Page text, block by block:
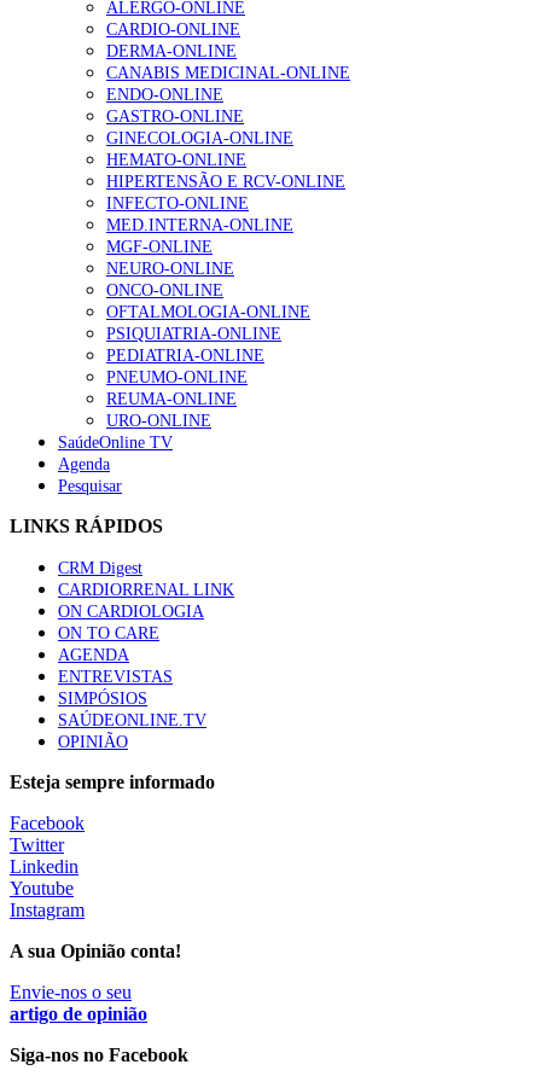
gesto conta e cada profissional faz a diferença”
203 visualizações
1.º Episódio do Podcast “Frequência Cardio – Sintoniza-
te na Insuficiência Cardíaca” da Bayer
169 visualizações
Alguns milhares de utentes podem ficar sem médico de
família com nova regras do registo, alerta associação
132 visualizações
“Os programas de rastreio do cancro do pulmão são
custo-efetivos e representam um investimento
sustentável para os sistemas de saúde”
93 visualizações
Quase quatro em cada dez doentes com enfarte
87 visualizações
Trodelvy aprovado para primeira linha no cancro da
mama triplo negativo metastático em doentes não
elegíveis para inibidores PD-(L)1
61 visualizações
MAIS NOTÍCIAS
ALERGO-ONLINE
CARDIO-ONLINE
DERMA-ONLINE
CANABIS MEDICINAL-ONLINE
ENDO-ONLINE
GASTRO-ONLINE
GINECOLOGIA-ONLINE
HEMATO-ONLINE
HIPERTENSÃO E RCV-ONLINE
INFECTO-ONLINE
MED.INTERNA-ONLINE
MGF-ONLINE
NEURO-ONLINE
ONCO-ONLINE
OFTALMOLOGIA-ONLINE
PSIQUIATRIA-ONLINE
PEDIATRIA-ONLINE
PNEUMO-ONLINE
REUMA-ONLINE
URO-ONLINE
SaúdeOnline TV
Agenda
Pesquisar
LINKS RÁPIDOS
CRM Digest
CARDIORRENAL LINK
ON CARDIOLOGIA
ON TO CARE
AGENDA
ENTREVISTAS
SIMPÓSIOS
SAÚDEONLINE.TV
OPINIÃO
Esteja sempre informado
Facebook
Twitter
Linkedin
Youtube
Instagram
A sua Opinião conta!
Envie-nos o seu
artigo de opinião
Siga-nos no Facebook